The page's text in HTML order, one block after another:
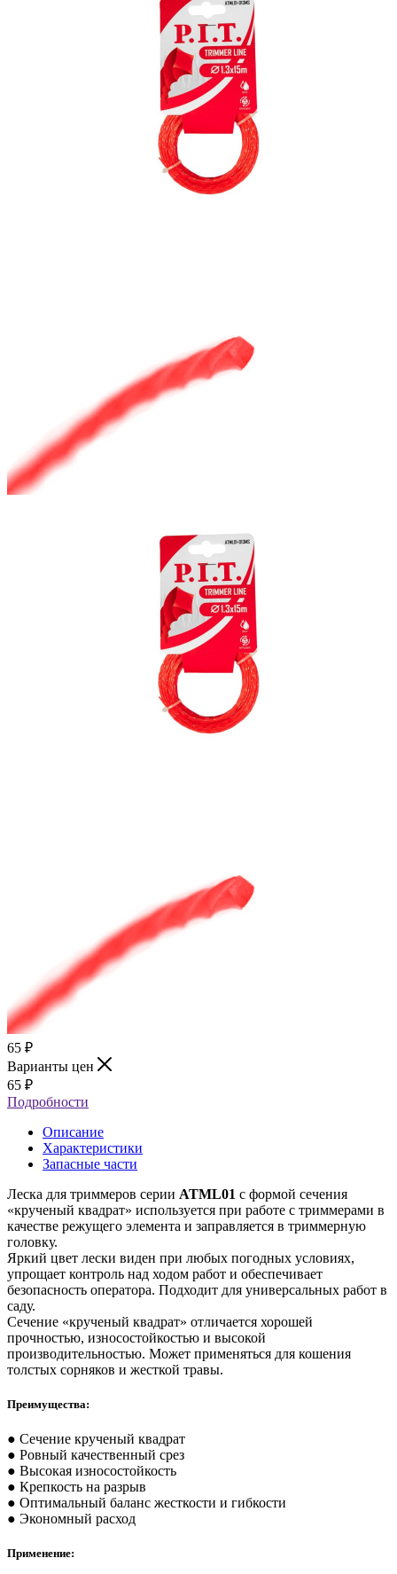
65 ₽
Варианты цен
65 ₽
Подробности
Описание
Характеристики
Запасные части
Леска для триммеров серии ATML01 с формой сечения
«крученый квадрат» используется при работе с триммерами в
качестве режущего элемента и заправляется в триммерную
головку.
Яркий цвет лески виден при любых погодных условиях,
упрощает контроль над ходом работ и обеспечивает
безопасность оператора. Подходит для универсальных работ в
саду.
Сечение «крученый квадрат» отличается хорошей
прочностью, износостойкостью и высокой
производительностью. Может применяться для кошения
толстых сорняков и жесткой травы.
Преимущества:
● Сечение крученый квадрат
● Ровный качественный срез
● Высокая износостойкость
● Крепкость на разрыв
● Оптимальный баланс жесткости и гибкости
● Экономный расход
Применение: